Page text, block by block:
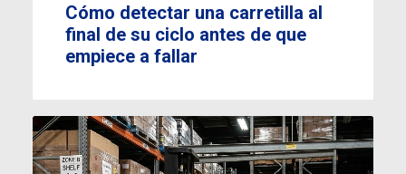
Cómo detectar una carretilla al
final de su ciclo antes de que
empiece a fallar